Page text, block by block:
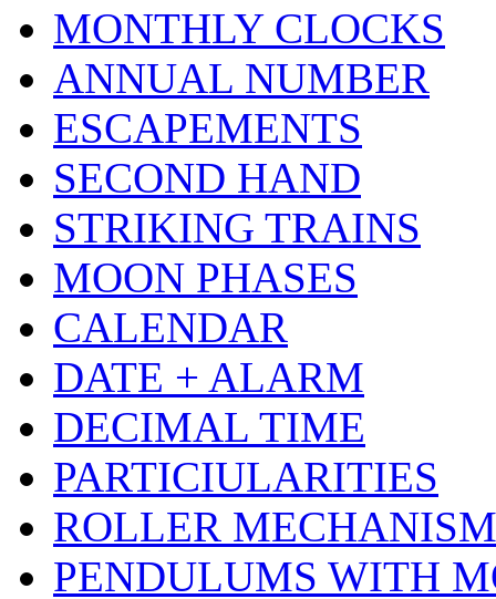
MONTHLY CLOCKS
ANNUAL NUMBER
ESCAPEMENTS
SECOND HAND
STRIKING TRAINS
MOON PHASES
CALENDAR
DATE + ALARM
DECIMAL TIME
PARTICIULARITIES
ROLLER MECHANISM
PENDULUMS WITH